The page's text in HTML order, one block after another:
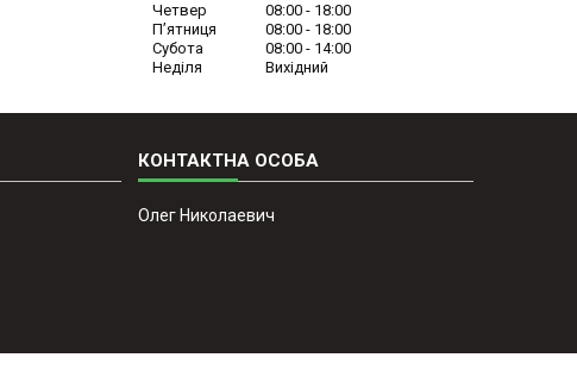
Четвер
08:00
18:00
Пʼятниця
08:00
18:00
Субота
08:00
14:00
Неділя
Вихідний
Олег Николаевич